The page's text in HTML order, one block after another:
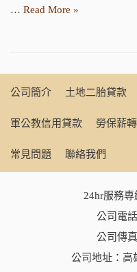
… Read More »
公司簡介 土地二胎貸款
軍公教信用貸款 勞保薪
常見問題 聯絡我們
24hr服務專
公司電話
公司傳
公司地址：高